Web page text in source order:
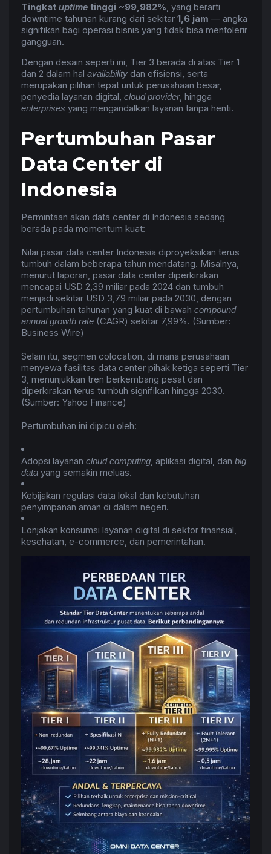
Tingkat uptime tinggi ~99,982% , yang berarti
downtime tahunan kurang dari sekitar 1,6 jam — angka
signifikan bagi operasi bisnis yang tidak bisa mentolerir
gangguan.
Dengan desain seperti ini, Tier 3 berada di atas Tier 1
dan 2 dalam hal availability dan efisiensi, serta
merupakan pilihan tepat untuk perusahaan besar,
penyedia layanan digital, cloud provider, hingga
enterprises yang mengandalkan layanan tanpa henti.
Pertumbuhan Pasar
Data Center di
Indonesia
Permintaan akan data center di Indonesia sedang
berada pada momentum kuat:
Nilai pasar data center Indonesia diproyeksikan terus
tumbuh dalam beberapa tahun mendatang. Misalnya,
menurut laporan, pasar data center diperkirakan
mencapai USD 2,39 miliar pada 2024 dan tumbuh
menjadi sekitar USD 3,79 miliar pada 2030, dengan
pertumbuhan tahunan yang kuat di bawah compound
annual growth rate (CAGR) sekitar 7,99%. (Sumber:
Business Wire)
Selain itu, segmen colocation, di mana perusahaan
menyewa fasilitas data center pihak ketiga seperti Tier
3, menunjukkan tren berkembang pesat dan
diperkirakan terus tumbuh signifikan hingga 2030.
(Sumber: Yahoo Finance)
Pertumbuhan ini dipicu oleh:
Adopsi layanan cloud computing , aplikasi digital, dan big
data yang semakin meluas.
Kebijakan regulasi data lokal dan kebutuhan
penyimpanan aman di dalam negeri.
Lonjakan konsumsi layanan digital di sektor finansial,
kesehatan, e-commerce, dan pemerintahan.